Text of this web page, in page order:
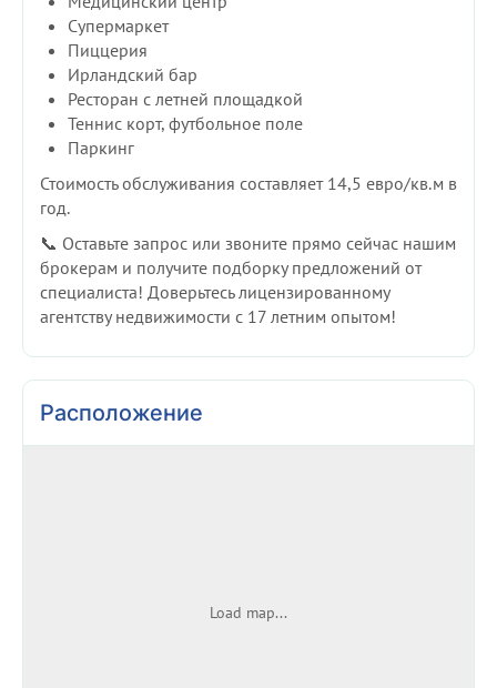
Супермаркет
Пиццерия
Ирландский бар
Ресторан с летней площадкой
Теннис корт, футбольное поле
Паркинг
Стоимость обслуживания составляет 14,5 евро/кв.м в
год.
📞 Оставьте запрос или звоните прямо сейчас нашим
брокерам и получите подборку предложений от
специалиста! Доверьтесь лицензированному
агентству недвижимости с 17 летним опытом!
Расположение
Load map...